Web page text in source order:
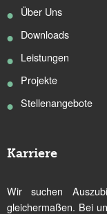
Über Uns
Downloads
Leistungen
Projekte
Stellenangebote
Karriere
Wir suchen
gleichermaßen. Bei